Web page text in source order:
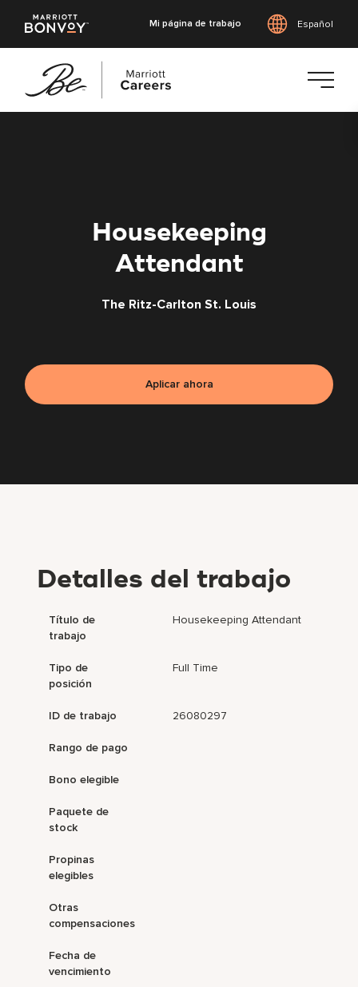
Mi página de trabajo Español
Housekeeping
Attendant
The Ritz-Carlton St. Louis
Aplicar ahora
Detalles del trabajo
Título de
trabajo
Housekeeping Attendant
Tipo de
posición
Full Time
ID de trabajo 26080297
Rango de pago
Bono elegible
Paquete de
stock
Propinas
elegibles
Otras
compensaciones
Fecha de
vencimiento